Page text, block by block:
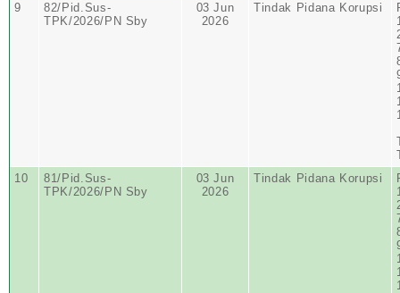
9
82/Pid.Sus-
TPK/2026/PN Sby
03 Jun
2026
Tindak Pidana Korupsi
10
81/Pid.Sus-
TPK/2026/PN Sby
03 Jun
2026
Tindak Pidana Korupsi